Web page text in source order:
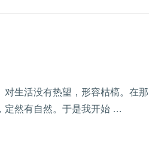
生活没有热望，形容枯槁。在那
定然有自然。于是我开始 …